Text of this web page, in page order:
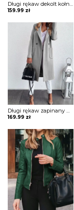
Długi rękaw dekolt kołnierzyk guziki rozpinana luźna krata kratka casual dłuższa na co dzień płaszcz Eila
159.99 zł
Długi rękaw zapinany na guziki jednorzędowy jednolity kieszenie klapy elegancki bez wzoru jesień płaszcz Kipp
169.99 zł